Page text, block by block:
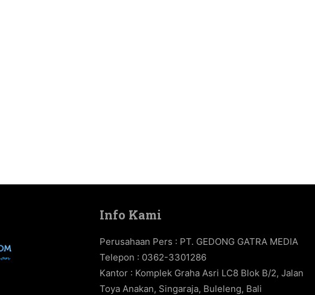
Info Kami
Perusahaan Pers : PT. GEDONG GATRA MEDIA
Telepon : 0362-3301286
Kantor : Komplek Graha Asri LC8 Blok B/2, Jalan
Toya Anakan, Singaraja, Buleleng, Bali